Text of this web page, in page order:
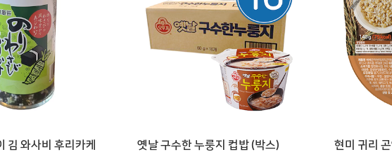
김 와사비 후리카케 옛날 구수한 누룽지 컵밥 (박스) 현미 귀리